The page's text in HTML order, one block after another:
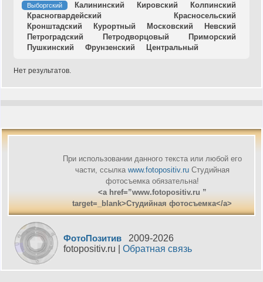
Выборгский Калининский Кировский
Колпинский
Красногвардейский
Красносельский
Кронштадский
Курортный Московский
Невский
Петроградский
Петродворцовый
Приморский
Пушкинский
Фрунзенский Центральный
Нет результатов.
При использовании данного текста или любой его
части, ссылка www.fotopositiv.ru Cтудийная
фотосъемка обязательна!
<a href=”www.fotopositiv.ru ”
target=_blank>Cтудийная фотосъемка</a>
ФотоПозитив 2009-2026
fotopositiv.ru | Обратная связь